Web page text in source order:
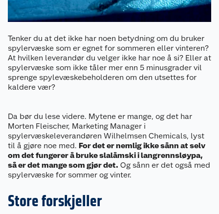
Tenker du at det ikke har noen betydning om du bruker
spylervæske som er egnet for sommeren eller vinteren?
At hvilken leverandør du velger ikke har noe å si? Eller at
spylervæske som ikke tåler mer enn 5 minusgrader vil
sprenge spylevæskebeholderen om den utsettes for
kaldere vær?
Da bør du lese videre. Mytene er mange, og det har
Morten Fleischer, Marketing Manager i
spylervæskeleverandøren Wilhelmsen Chemicals, lyst
til å gjøre noe med. For det er nemlig ikke sånn at selv
om det fungerer å bruke slalåmski i langrennsløypa,
så er det mange som gjør det. Og sånn er det også med
spylervæske for sommer og vinter.
Store forskjeller